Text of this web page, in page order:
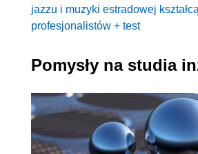
jazzu i muzyki estradowej kształcą
profesjonalistów + test
Pomysły na studia